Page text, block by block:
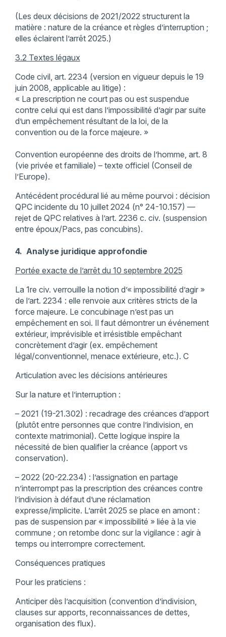
(Les deux décisions de 2021/2022 structurent la
matière : nature de la créance et règles d’interruption ;
elles éclairent l’arrêt 2025.)
3.2 Textes légaux
Code civil, art. 2234 (version en vigueur depuis le 19
juin 2008, applicable au litige) :
« La prescription ne court pas ou est suspendue
contre celui qui est dans l’impossibilité d’agir par suite
d’un empêchement résultant de la loi, de la
convention ou de la force majeure. »
Convention européenne des droits de l’homme, art. 8
(vie privée et familiale) – texte officiel (Conseil de
l’Europe).
Antécédent procédural lié au même pourvoi : décision
QPC incidente du 10 juillet 2024 (n° 24-10.157) —
rejet de QPC relatives à l’art. 2236 c. civ. (suspension
entre époux/Pacs, pas concubins).
4. Analyse juridique approfondie
Portée exacte de l’arrêt du 10 septembre 2025
La 1re civ. verrouille la notion d’« impossibilité d’agir »
de l’art. 2234 : elle renvoie aux critères stricts de la
force majeure. Le concubinage n’est pas un
empêchement en soi. Il faut démontrer un événement
extérieur, imprévisible et irrésistible empêchant
concrètement d’agir (ex. empêchement
légal/conventionnel, menace extérieure, etc.). C
Articulation avec les décisions antérieures
Sur la nature et l’interruption :
– 2021 (19-21.302) : recadrage des créances d’apport
(plutôt entre personnes que contre l’indivision, en
contexte matrimonial). Cette logique inspire la
nécessité de bien qualifier la créance (apport vs
conservation).
– 2022 (20-22.234) : l’assignation en partage
n’interrompt pas la prescription des créances contre
l’indivision à défaut d’une réclamation
expresse/implicite. L’arrêt 2025 se place en amont :
pas de suspension par « impossibilité » liée à la vie
commune ; on retombe donc sur la vigilance : agir à
temps ou interrompre correctement.
Conséquences pratiques
Pour les praticiens :
Anticiper dès l’acquisition (convention d’indivision,
clauses sur apports, reconnaissances de dettes,
organisation des flux).